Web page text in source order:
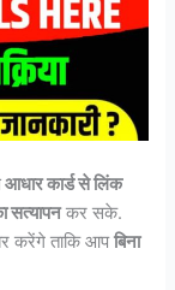
आधार कार्ड से लिंक
सत्यापनकर सके.
करेंगे ताकि आपबिना